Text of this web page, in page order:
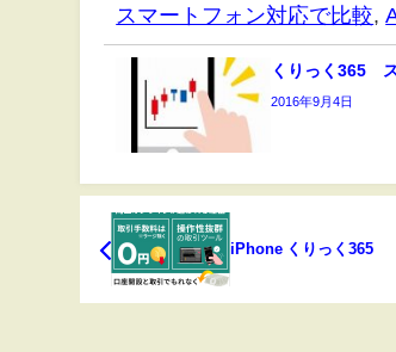
スマートフォン対応で比較,
くりっく365
2016年9月4日
iPhone くりっく365